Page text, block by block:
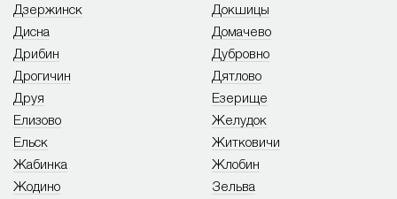
Дзержинск
Дисна
Докшицы
Домачево
Дрибин
Дрогичин
Друя
Дубровно
Дятлово
Езерище
Елизово
Ельск
Жабинка
Желудок
Житковичи
Жлобин
Жодино
Зельва